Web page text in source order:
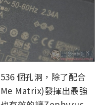
個孔洞，除了配合
Matrix)發揮出最強